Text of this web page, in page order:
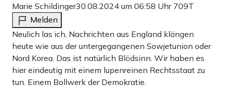
Marie Schildinger30.08.2024 um 06:58 Uhr 709T
Melden
Neulich las ich, Nachrichten aus England klängen
heute wie aus der untergegangenen Sowjetunion oder
Nord Korea. Das ist natürlich Blödsinn. Wir haben es
hier eindeutig mit einem lupenreinen Rechtsstaat zu
tun. Einem Bollwerk der Demokratie.